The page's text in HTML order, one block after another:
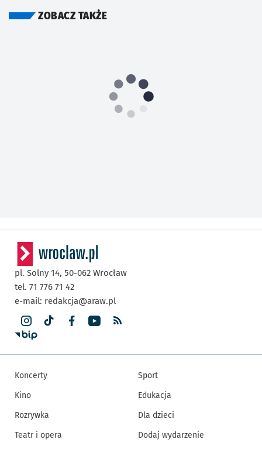
ZOBACZ TAKŻE
pl. Solny 14, 50-062 Wrocław
tel. 71 776 71 42
e-mail: redakcja@araw.pl
Koncerty
Kino
Rozrywka
Teatr i opera
Sport
Edukacja
Dla dzieci
Dodaj wydarzenie